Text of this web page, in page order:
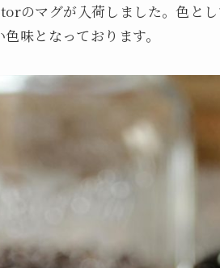
のマグが入荷しました。色と
味となっております。